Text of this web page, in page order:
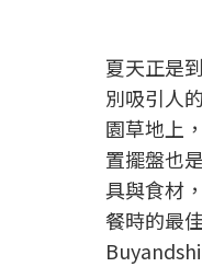
夏天正是
別吸引人
園草地上
置擺盤也
具與食材
餐時的最